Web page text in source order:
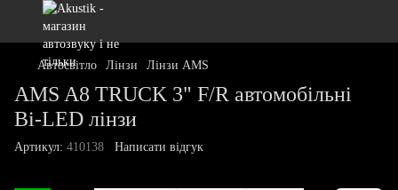
Автосвітло Лінзи Лінзи AMS
AMS A8 TRUCK 3" F/R автомобільні
Bi-LED лінзи
Артикул: 410138 Написати відгук